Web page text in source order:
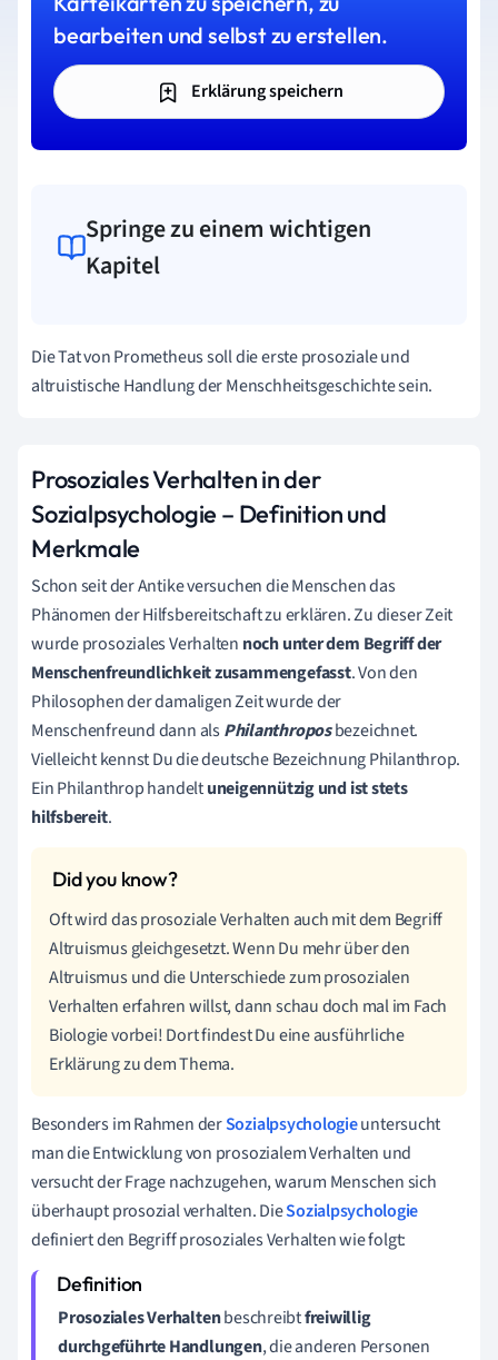
bearbeiten und selbst zu erstellen.
Erklärung speichern
Springe zu einem wichtigen
Kapitel
Die Tat von Prometheus soll die erste prosoziale und
altruistische Handlung der Menschheitsgeschichte sein.
Prosoziales Verhalten in der
Sozialpsychologie – Definition und
Merkmale
Schon seit der Antike versuchen die Menschen das
Phänomen der Hilfsbereitschaft zu erklären. Zu dieser Zeit
wurde prosoziales Verhalten noch unter dem Begriff der
Menschenfreundlichkeit zusammengefasst. Von den
Philosophen der damaligen Zeit wurde der
Menschenfreund dann alsPhilanthroposbezeichnet.
Vielleicht kennst Du die deutsche Bezeichnung Philanthrop.
Ein Philanthrop handeltuneigennützig und ist stets
hilfsbereit.
Oft wird das prosoziale Verhalten auch mit dem Begriff
Altruismus gleichgesetzt. Wenn Du mehr über den
Altruismus und die Unterschiede zum prosozialen
Verhalten erfahren willst, dann schau doch mal im Fach
Biologie vorbei! Dort findest Du eine ausführliche
Erklärung zu dem Thema.
Besonders im Rahmen derSozialpsychologieuntersucht
man die Entwicklung von prosozialem Verhalten und
versucht der Frage nachzugehen, warum Menschen sich
überhaupt prosozial verhalten. DieSozialpsychologie
definiert den Begriff prosoziales Verhalten wie folgt:
Prosoziales Verhaltenbeschreibtfreiwillig
durchgeführte Handlungen, die anderen Personen